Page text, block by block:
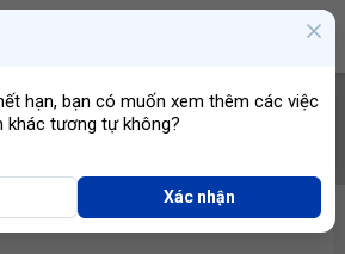
hạn, bạn có muốn xem thêm các việc
khác tương tự không?
Xác nhận